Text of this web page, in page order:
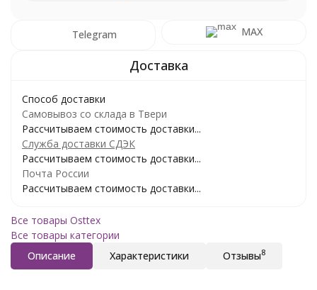
Telegram MAX
Способ доставки
Самовывоз со склада в Твери
Рассчитываем стоимость доставки...
Служба доставки СДЭК
Рассчитываем стоимость доставки...
Почта России
Рассчитываем стоимость доставки...
Все товары Osttex
Все товары категории
Описание
Характеристики Отзывы8